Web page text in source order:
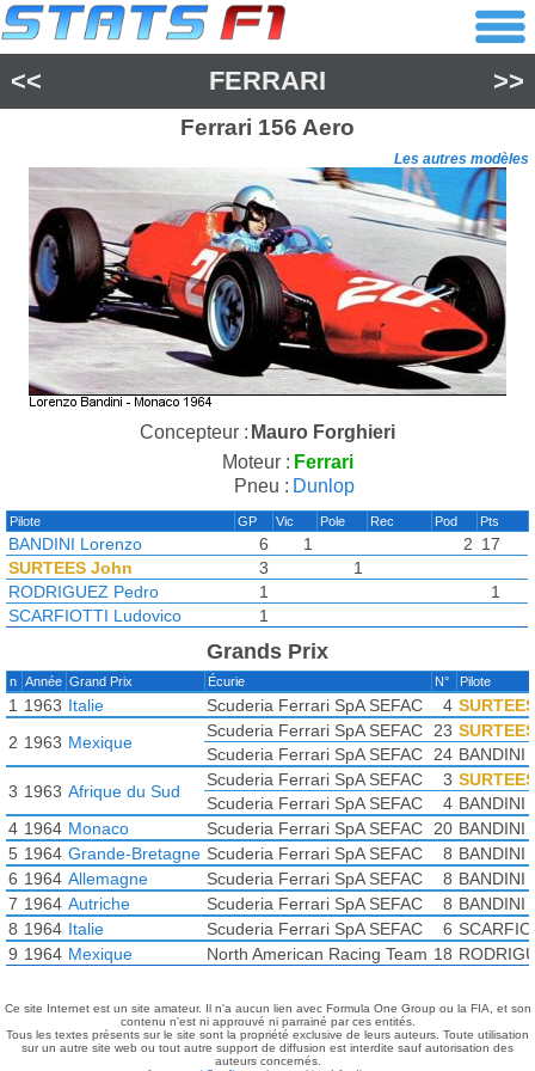
<< FERRARI >>
Ferrari 156 Aero
Les autres modèles
Concepteur : Mauro Forghieri
Moteur : Ferrari
Pneu : Dunlop
Pilote GP Vic Pole Rec Pod Pts
BANDINI Lorenzo 6 1 2 17
SURTEES John
3
1
RODRIGUEZ Pedro
1
1
SCARFIOTTI Ludovico
1
Grands Prix
n Année Grand Prix Écurie N° Pilote
1 1963 Italie Scuderia Ferrari SpA SEFAC 4
2 1963 Mexique
Scuderia Ferrari SpA SEFAC 23
Scuderia Ferrari SpA SEFAC
24 BANDINI
3 1963 Afrique du Sud
Scuderia Ferrari SpA SEFAC 3
Scuderia Ferrari SpA SEFAC
4 BANDINI
4 1964 Monaco Scuderia Ferrari SpA SEFAC 20 BANDINI
5 1964 Grande-Bretagne Scuderia Ferrari SpA SEFAC 8 BANDINI
6 1964 Allemagne Scuderia Ferrari SpA SEFAC 8 BANDINI
7 1964 Autriche Scuderia Ferrari SpA SEFAC 8 BANDINI
8 1964 Italie Scuderia Ferrari SpA SEFAC 6
9 1964 Mexique North American Racing Team 18
Ce site Internet est un site amateur. Il n'a aucun lien avec Formula One Group ou la FIA, et son
contenu n'est ni approuvé ni parrainé par ces entités.
Tous les textes présents sur le site sont la propriété exclusive de leurs auteurs. Toute utilisation
sur un autre site web ou tout autre support de diffusion est interdite sauf autorisation des
auteurs concernés.